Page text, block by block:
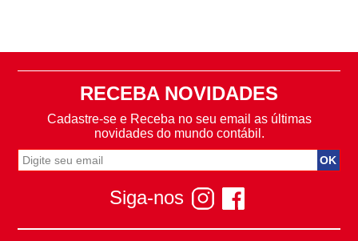
RECEBA NOVIDADES
Cadastre-se e Receba no seu email as últimas
novidades do mundo contábil.
Siga-nos